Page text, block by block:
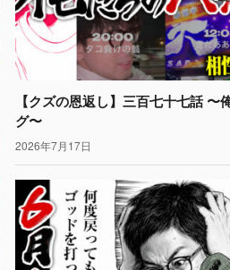
【クズの恩返し】三百七十七話 〜
グ〜
2026年7月17日